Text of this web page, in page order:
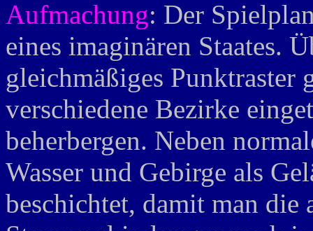
Aufmachung: Der
eines imaginären Staates.
gleichmäßiges
verschiedene Bezirke
beherbergen. Neben
Wasser und Gebirge als
beschichtet, damit man die